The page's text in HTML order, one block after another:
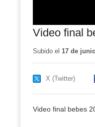
Video final
Subido el 17 de
X (Twitter)
Video final bebes